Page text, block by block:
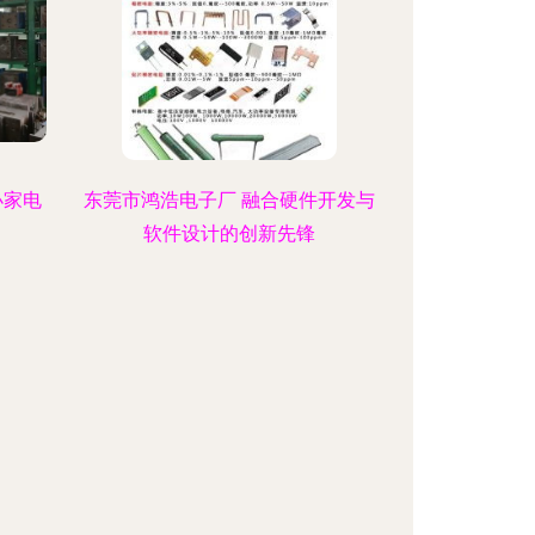
电
东莞市鸿浩电子厂 融合硬件开发与
软件设计的创新先锋